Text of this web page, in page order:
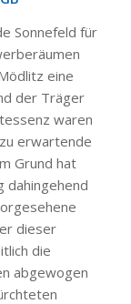
Sonnefeld für
eine
der Träger
waren
erwartende
Grund hat
dahingehend
dieser
die
abgewogen